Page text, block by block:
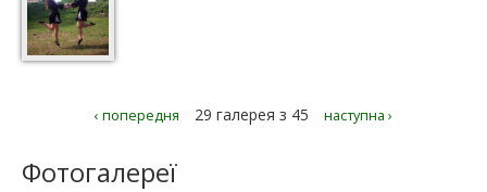
‹ попередня 29 галерея з 45 наступна ›
Фотогалереї